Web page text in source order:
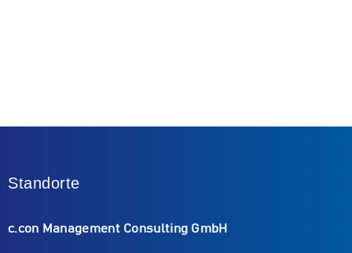
Standorte
c.con Management Consulting GmbH